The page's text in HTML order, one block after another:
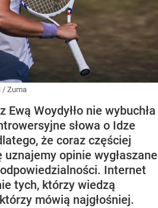
/ Zuma
Woydyłło nie wybuchła
słowa o Idze
że coraz częściej
opinie wygłaszane
Internet
tych, którzy wiedzą
mówią najgłośniej.